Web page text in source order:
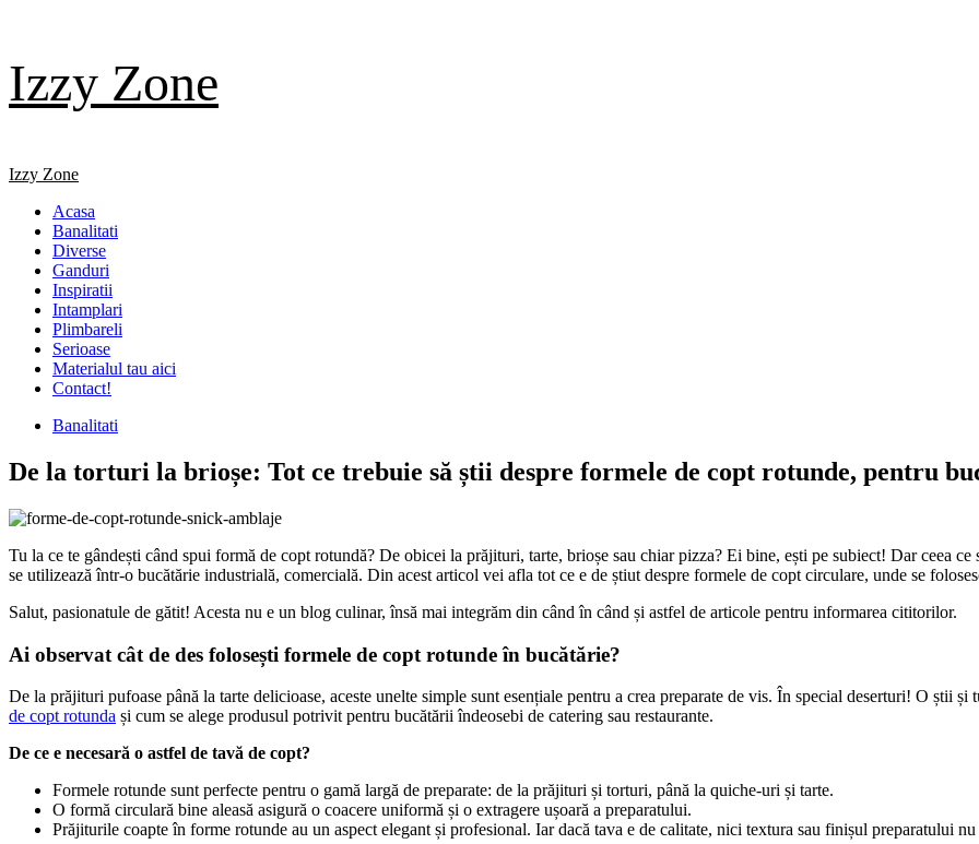
content
Izzy Zone
Primary
Izzy Zone
Acasa
Banalitati
Diverse
Ganduri
Inspiratii
Intamplari
Plimbareli
Serioase
Materialul tau aici
Contact!
Banalitati
De la torturi la brioșe: Tot ce trebuie să știi despre formele de copt rotunde, pentru
Tu la ce te gândești când spui formă de copt rotundă? De obicei la prăjituri, tarte, brioșe sau chiar pizza? Ei bine, ești pe subiect! Dar ceea
se utilizează într-o bucătărie industrială, comercială. Din acest articol vei afla tot ce e de știut despre formele de copt circulare, unde se
Salut, pasionatule de gătit! Acesta nu e un blog culinar, însă mai integrăm din când în când și astfel de articole pentru informarea cititorilor.
Ai observat cât de des folosești formele de copt rotunde în bucătărie?
De la prăjituri pufoase până la tarte delicioase, aceste unelte simple sunt esențiale pentru a crea preparate de vis. În special deserturi! O știi
de copt rotunda și cum se alege produsul potrivit pentru bucătării îndeosebi de catering sau restaurante.
De ce e necesară o astfel de tavă de copt?
Formele rotunde sunt perfecte pentru o gamă largă de preparate: de la prăjituri și torturi, până la quiche-uri și tarte.
O formă circulară bine aleasă asigură o coacere uniformă și o extragere ușoară a preparatului.
Prăjiturile coapte în forme rotunde au un aspect elegant și profesional. Iar dacă tava e de calitate, nici textura sau finișul preparatului